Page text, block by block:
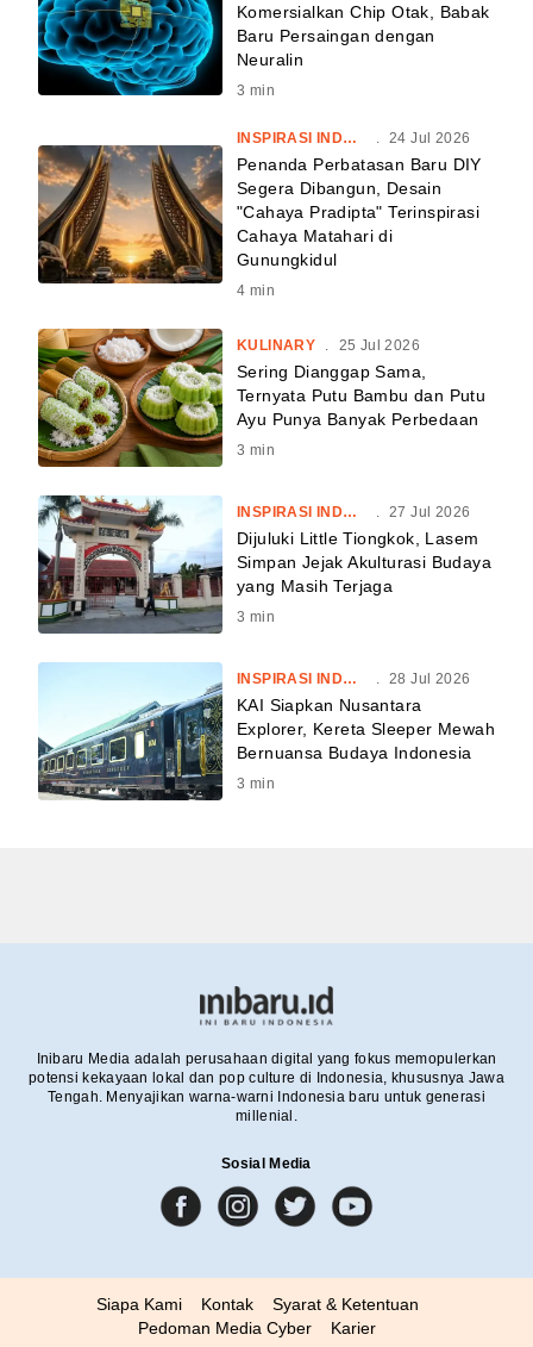
Komersialkan Chip Otak, Babak
Baru Persaingan dengan
Neuralin
3 min
INSPIRASI INDONESIA 24 Jul 2026
Penanda Perbatasan Baru DIY
Segera Dibangun, Desain
"Cahaya Pradipta" Terinspirasi
Cahaya Matahari di
Gunungkidul
4 min
KULINARY 25 Jul 2026
Sering Dianggap Sama,
Ternyata Putu Bambu dan Putu
Ayu Punya Banyak Perbedaan
3 min
INSPIRASI INDONESIA . 27 Jul 2026
Dijuluki Little Tiongkok, Lasem
Simpan Jejak Akulturasi Budaya
yang Masih Terjaga
3 min
INSPIRASI INDONESIA . 28 Jul 2026
KAI Siapkan Nusantara
Explorer, Kereta Sleeper Mewah
Bernuansa Budaya Indonesia
3 min
Inibaru Media adalah perusahaan digital yang fokus memopulerkan
potensi kekayaan lokal dan pop culture di Indonesia, khususnya Jawa
Tengah. Menyajikan warna-warni Indonesia baru untuk generasi
millenial.
Sosial Media
Siapa Kami Kontak
Syarat & Ketentuan
Pedoman Media Cyber
Karier